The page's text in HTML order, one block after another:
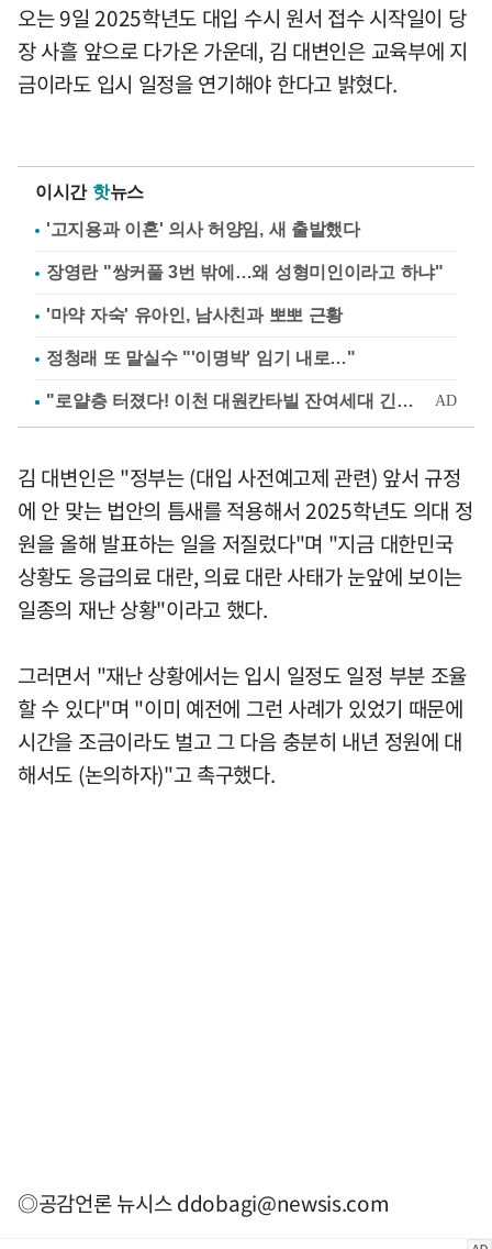
오는 9일 2025학년도 대입 수시 원서 접수 시작일이 당
장 사흘 앞으로 다가온 가운데, 김 대변인은 교육부에 지
금이라도 입시 일정을 연기해야 한다고 밝혔다.
이시간 핫뉴스
'고지용과 이혼' 의사 허양임, 새 출발했다
장영란 "쌍커풀 3번 밖에…왜 성형미인이라고 하냐"
'마약 자숙' 유아인, 남사친과 뽀뽀 근황
정청래 또 말실수 "'이명박' 임기 내로…"
김 대변인은 "정부는 (대입 사전예고제 관련) 앞서 규정
에 안 맞는 법안의 틈새를 적용해서 2025학년도 의대 정
원을 올해 발표하는 일을 저질렀다"며 "지금 대한민국
상황도 응급의료 대란, 의료 대란 사태가 눈앞에 보이는
일종의 재난 상황"이라고 했다.
그러면서 "재난 상황에서는 입시 일정도 일정 부분 조율
할 수 있다"며 "이미 예전에 그런 사례가 있었기 때문에
시간을 조금이라도 벌고 그 다음 충분히 내년 정원에 대
해서도 (논의하자)"고 촉구했다.
◎공감언론 뉴시스ddobagi@newsis.com